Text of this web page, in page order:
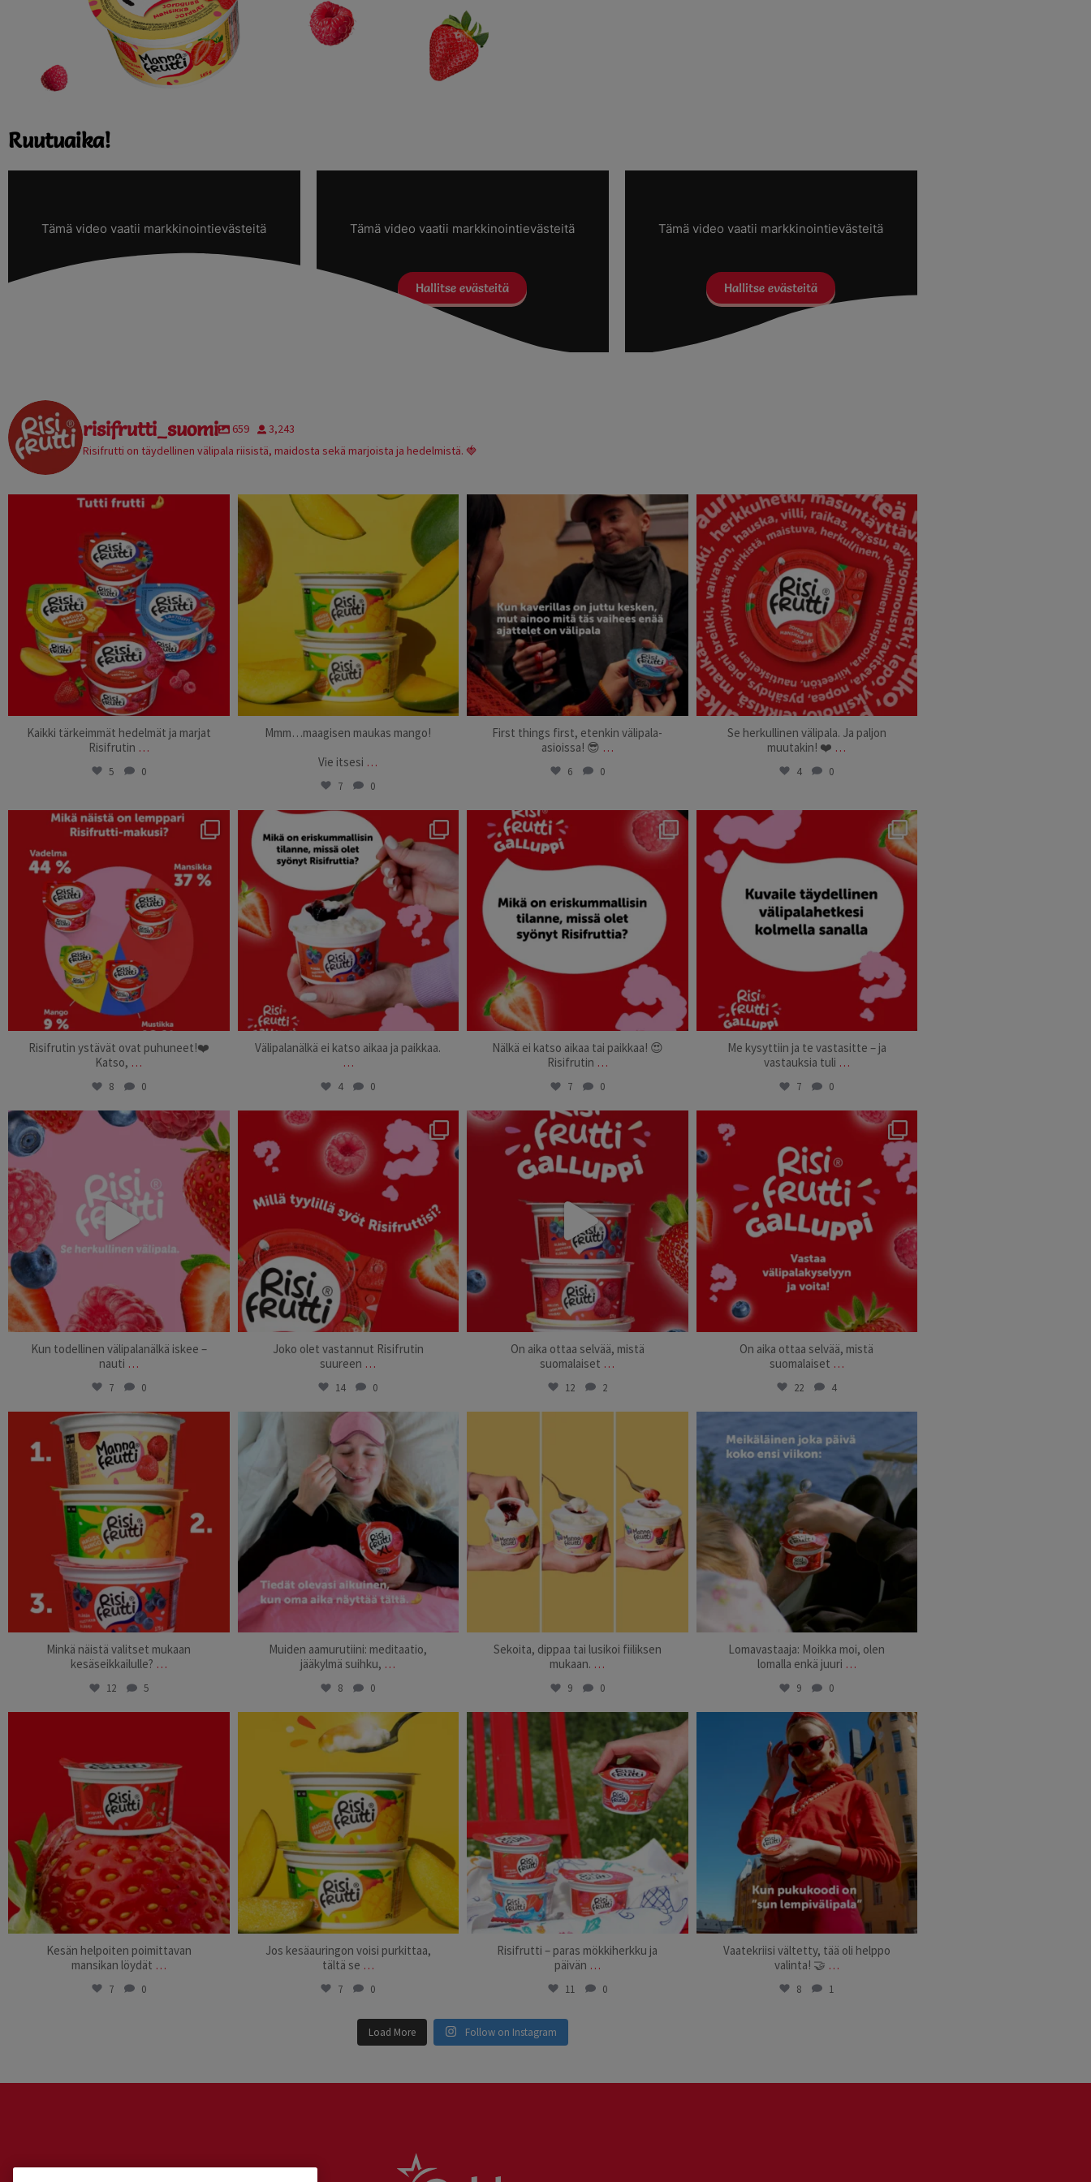
Ruutuaika!
Tämä video vaatii markkinointievästeitä Tämä video vaatii markkinointievästeitä
Hallitse evästeitä
Tämä video vaatii markkinointievästeitä
Hallitse evästeitä
risifrutti_suomi 659
3,243
Risifrutti on täydellinen välipala riisistä, maidosta sekä marjoista ja hedelmistä. 🍓
risifrutti_suomi
Kaikki tärkeimmät hedelmät ja marjat
Risifrutin …
5 0
risifrutti_suomi
Oct 21
Mmm…maagisen maukas mango!
Vie itsesi …
7 0
risifrutti_suomi
Oct 17
First things first, etenkin välipala-
asioissa! 😎 …
6 0
risifrutti_suomi
Oct 14
Se herkullinen välipala. Ja paljon
muutakin! ❤️ …
4 0
risifrutti_suomi
Oct 8
Risifrutin ystävät ovat puhuneet!❤️
Katso, …
8 0
risifrutti_suomi
Oct 3
Välipalanälkä ei katso aikaa ja paikkaa.
…
4 0
risifrutti_suomi
Nälkä ei katso aikaa tai paikkaa! 😍
Risifrutin …
7 0
risifrutti_suomi
Me kysyttiin ja te vastasitte – ja
vastauksia tuli …
7 0
risifrutti_suomi
Kun todellinen välipalanälkä iskee –
nauti …
7 0
Sep 3
Joko olet vastannut Risifrutin
suureen …
14 0
risifrutti_suomi
Aug 21
On aika ottaa selvää, mistä
suomalaiset …
12 2
On aika ottaa selvää, mistä
suomalaiset …
22 4
risifrutti_suomi
Aug 8
Minkä näistä valitset mukaan
kesäseikkailulle? …
12 5
risifrutti_suomi
Aug 1
Muiden aamurutiini: meditaatio,
jääkylmä suihku, …
8 0
Sekoita, dippaa tai lusikoi fiiliksen
mukaan. …
9 0
Jul 14
Lomavastaaja: Moikka moi, olen
lomalla enkä juuri …
9 0
Kesän helpoiten poimittavan
mansikan löydät …
7 0
risifrutti_suomi
Jul 2
Jos kesäauringon voisi purkittaa,
tältä se …
7 0
risifrutti_suomi
Jun 26
Risifrutti – paras mökkiherkku ja
päivän …
11 0
risifrutti_suomi
Jun 18
Vaatekriisi vältetty, tää oli helppo
valinta! 🤝 …
8 1
Load More Follow on Instagram